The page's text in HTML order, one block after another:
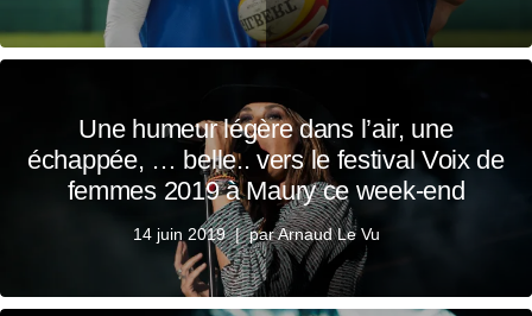
Une humeur légère dans l’air, une
échappée, … belle.. vers le festival Voix de
femmes 2019 à Maury ce week-end
14 juin 2019 parArnaud Le Vu